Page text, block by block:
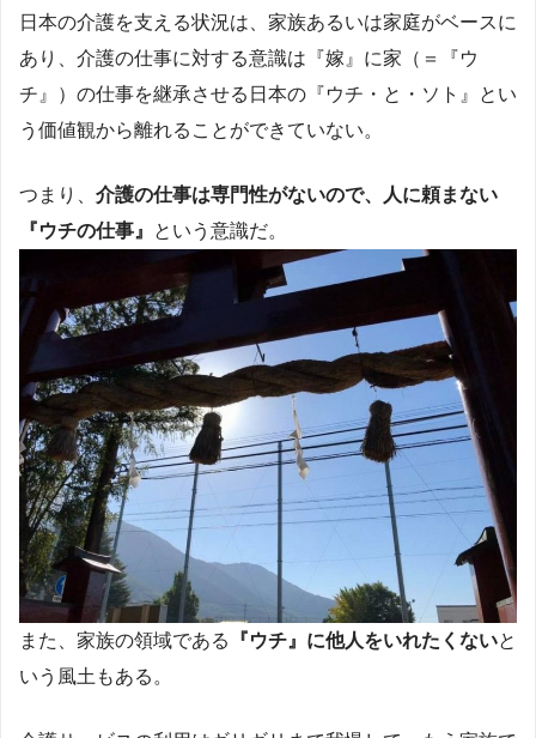
日本の介護を支える状況は、家族あるいは家庭がベースに
あり、介護の仕事に対する意識は『嫁』に家（＝『ウ
チ』）の仕事を継承させる日本の『ウチ・と・ソト』とい
う価値観から離れることができていない。
つまり、 介護の仕事は専門性がないので、人に頼まない
『ウチの仕事』
という意識だ。
また、家族の領域である 『ウチ』に他人をいれたくないと
いう風土もある。